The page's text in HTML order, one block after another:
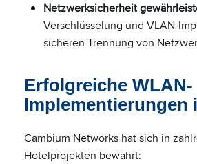
Netzwerksicherheit
Verschlüsselung und VLAN-
sicheren Trennung von
Erfolgreiche WLAN-
Implementierungen
Cambium Networks hat sich in
Hotelprojekten bewährt: